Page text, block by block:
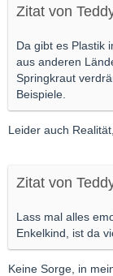
Zitat von
Da gibt es Plastik
aus anderen
Springkraut
Beispiele.
Leider auch
Zitat von
Lass mal alles
Enkelkind, ist da
Keine Sorge, in